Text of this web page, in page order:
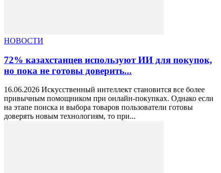
НОВОСТИ
72% казахстанцев используют ИИ для покупок,
но пока не готовы доверить...
16.06.2026 Искусственный интеллект становится все более
привычным помощником при онлайн-покупках. Однако если
на этапе поиска и выбора товаров пользователи готовы
доверять новым технологиям, то при...